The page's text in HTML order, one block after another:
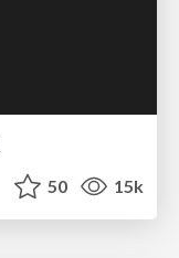
50 15k